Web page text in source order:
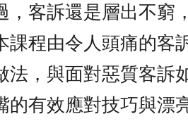
，客訴還是層出不窮
課程由令人頭痛的客
法，與面對惡質客訴
的有效應對技巧與漂